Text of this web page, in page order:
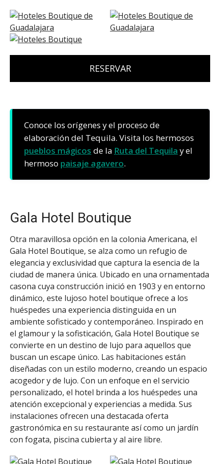
RESERVAR
Conoce los orígenes y el proceso de
elaboración del Tequila. Visita los hermosos
pueblos mágicos de la Ruta del Tequila y el
hermoso paisaje agavero.
Gala Hotel Boutique
Otra maravillosa opción en la colonia Americana, el
Gala Hotel Boutique, se alza como un refugio de
elegancia y exclusividad que captura la esencia de la
ciudad de manera única. Ubicado en una ornamentada
casona cuya construcción inició en 1903 y en entorno
dinámico, este lujoso hotel boutique ofrece a los
huéspedes una experiencia distinguida en un
ambiente sofisticado y contemporáneo. Inspirado en
el glamour y la sofisticación, Gala Hotel Boutique se
convierte en un destino de lujo para aquellos que
buscan un escape único. Las habitaciones están
diseñadas con un estilo moderno, creando un espacio
acogedor y de lujo. Con un enfoque en el servicio
personalizado, el hotel brinda a los huéspedes una
atención excepcional y experiencias a medida. Sus
instalaciones ofrecen una destacada oferta
gastronómica en su restaurante así como un jardín
con fogata, piscina cubierta y al aire libre.